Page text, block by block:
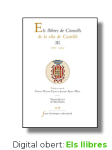
Digital obert: Els llibres